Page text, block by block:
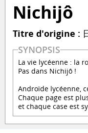
Nichijô
Titre d'origine :
SYNOPSIS
La vie lycéenne : la
Pas dans Nichijô !
Androïde lycéenne,
Chaque page est
et chaque case est